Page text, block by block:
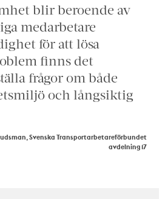
blir beroende av
medarbetare
för att lösa
finns det
frågor om både
och långsiktig
Svenska Transportarbetareförbundet
avdelning 17